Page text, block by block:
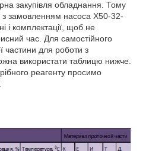
закупівля обладнання. Тому
з замовленням насоса Х50-32-
і комплектації, щоб не
час. Для самостійного
частини для роботи з
використати таблицю нижче.
реагенту просимо